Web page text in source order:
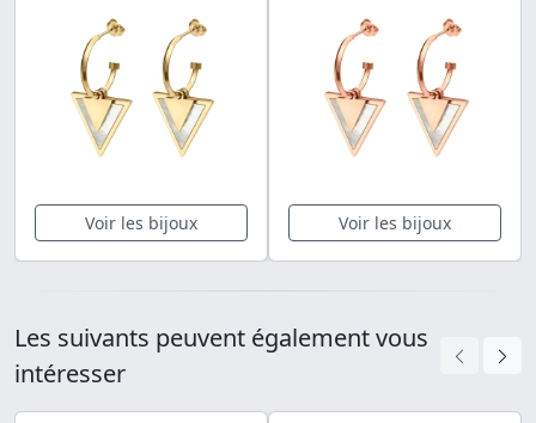
Voir les bijoux Voir les bijoux
Les suivants peuvent également vous
intéresser